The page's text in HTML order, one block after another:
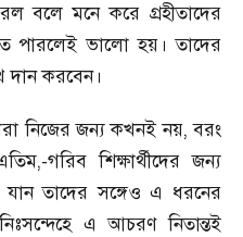
বলে মনে করে গ্রহীতাদের
পারলেই ভালো হয়। তাদের
দান করবেন।
নিজের জন্য কখনই নয়,বরং
,-গরিব শিক্ষার্থীদের জন্য
যান তাদের সঙ্গেও এ ধরনের
নিঃসন্দেহে এ আচরণ নিতান্তই